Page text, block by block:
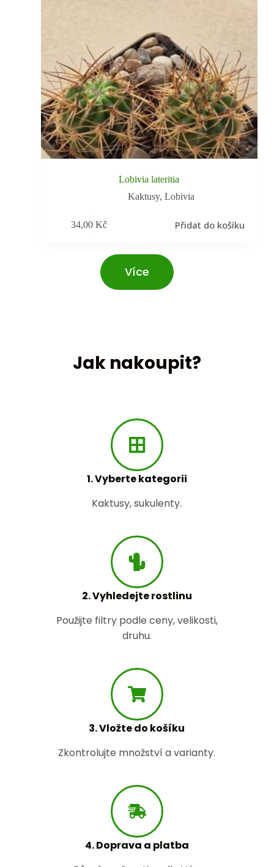
Lobivia lateritia
Kaktusy,Lobivia
34,00 Kč Přidat do košíku
Více
Jak nakoupit?
1. Vyberte kategorii
Kaktusy, sukulenty.
2. Vyhledejte rostlinu
Použijte filtry podle ceny, velikosti,
druhu.
3. Vložte do košíku
Zkontrolujte množství a varianty.
4. Doprava a platba